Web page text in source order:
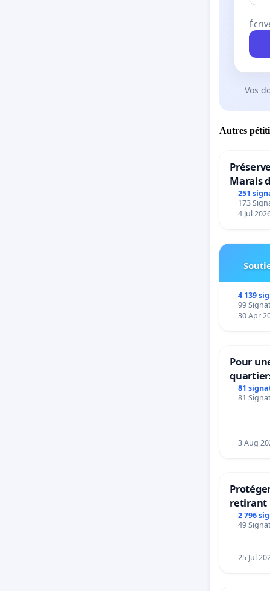
Vos
Autres
Marais
251
173
4 Jul
4 139
99
30 Apr
Pour
81
81
3 Aug
retirant
rayons
2 796
49
25 Jul